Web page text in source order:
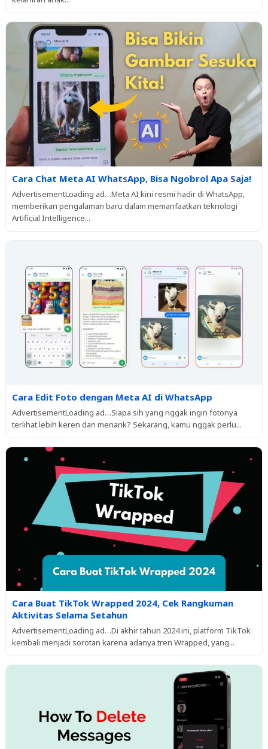
Cara Chat Meta AI WhatsApp, Bisa Ngobrol Apa Saja!
AdvertisementLoading ad…Meta AI kini resmi hadir di WhatsApp,
memberikan pengalaman baru dalam memanfaatkan teknologi
Artificial Intelligence...
Cara Edit Foto dengan Meta AI di WhatsApp
AdvertisementLoading ad…Siapa sih yang nggak ingin fotonya
terlihat lebih keren dan menarik? Sekarang, kamu nggak perlu...
Cara Buat TikTok Wrapped 2024, Cek Rangkuman
Aktivitas Selama Setahun
AdvertisementLoading ad…Di akhir tahun 2024 ini, platform TikTok
kembali menjadi sorotan karena adanya tren Wrapped, yang...